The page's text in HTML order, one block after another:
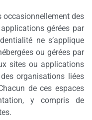
occasionnellement des
gérées par
ne s’applique
ou gérées par
sites ou applications
organisations liées
de ces espaces
y compris de